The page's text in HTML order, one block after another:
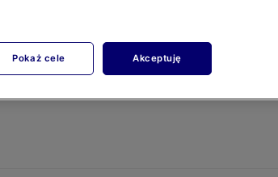
Pokaż cele Akceptuję